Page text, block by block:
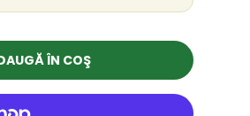
ÎN COŞ